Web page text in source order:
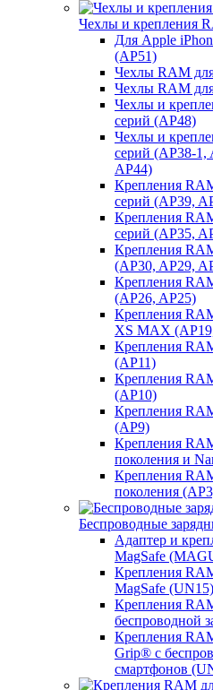
Чехлы и крепления
Для Apple
(AP51)
Чехлы RAM
Чехлы RAM
Чехлы и
серий (AP48)
Чехлы и
серий (AP38-1,
AP44)
Крепления
серий (AP39,
Крепления
серий (AP35,
Крепления
(AP30, AP29,
Крепления
(AP26, AP25)
Крепления
XS MAX
Крепления
(AP11)
Крепления
(AP10)
Крепления
(AP9)
Крепления
поколения и
Крепления
поколения
Беспроводные
Адаптер и
MagSafe
Крепления
MagSafe (UN15)
Крепления
беспроводной
Крепления
Grip® с
смартфонов